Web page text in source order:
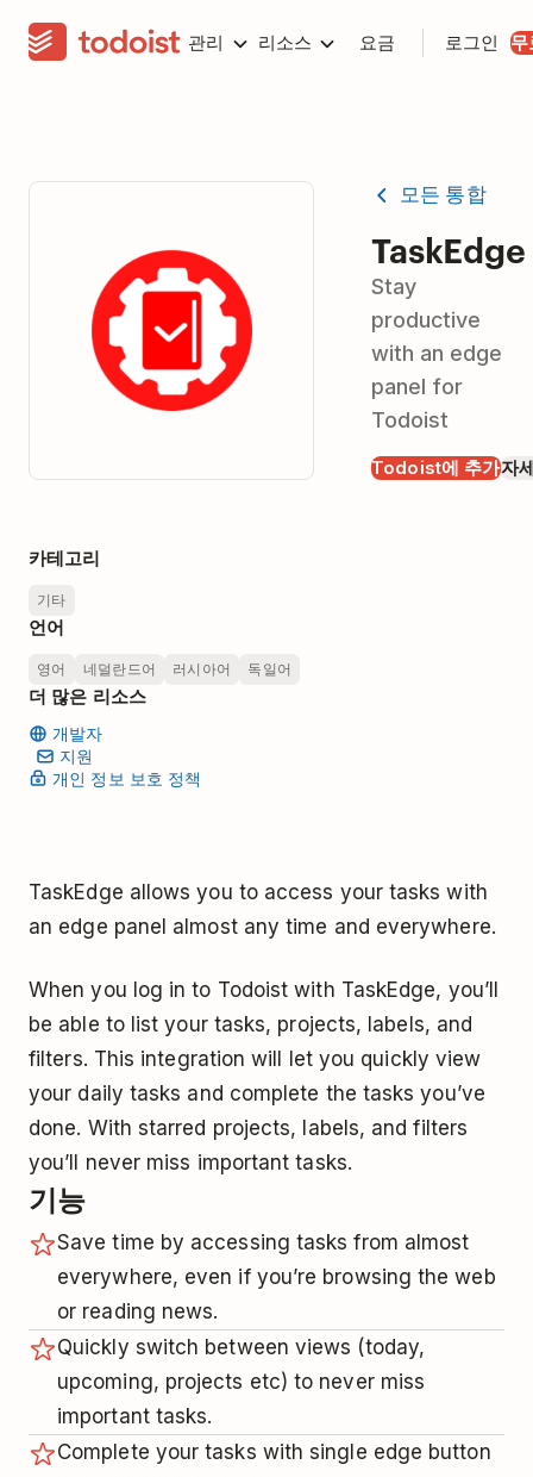
관리 리소스 요금 로그인 무
모든 통합
TaskEdge
Stay
productive
with an edge
panel for
Todoist
Todoist에 추가자
카테고리
기타
언어
영어 네덜란드어 러시아어 독일어
더 많은 리소스
개발자
지원
개인 정보 보호 정책
TaskEdge allows you to access your tasks with
an edge panel almost any time and everywhere.
When you log in to Todoist with TaskEdge, you’ll
be able to list your tasks, projects, labels, and
filters. This integration will let you quickly view
your daily tasks and complete the tasks you’ve
done. With starred projects, labels, and filters
you’ll never miss important tasks.
기능
Save time by accessing tasks from almost
everywhere, even if you’re browsing the web
or reading news.
Quickly switch between views (today,
upcoming, projects etc) to never miss
important tasks.
Complete your tasks with single edge button